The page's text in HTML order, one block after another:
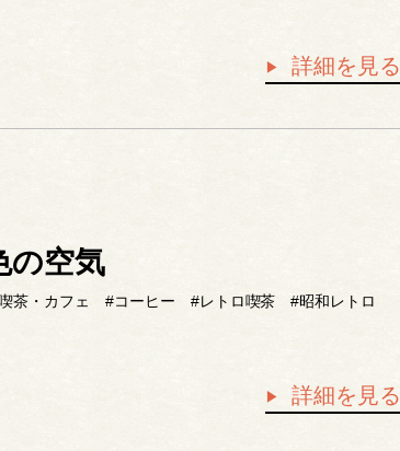
詳細を見る
の空気
茶・カフェ #コーヒー #レトロ喫茶 #昭和レトロ
詳細を見る